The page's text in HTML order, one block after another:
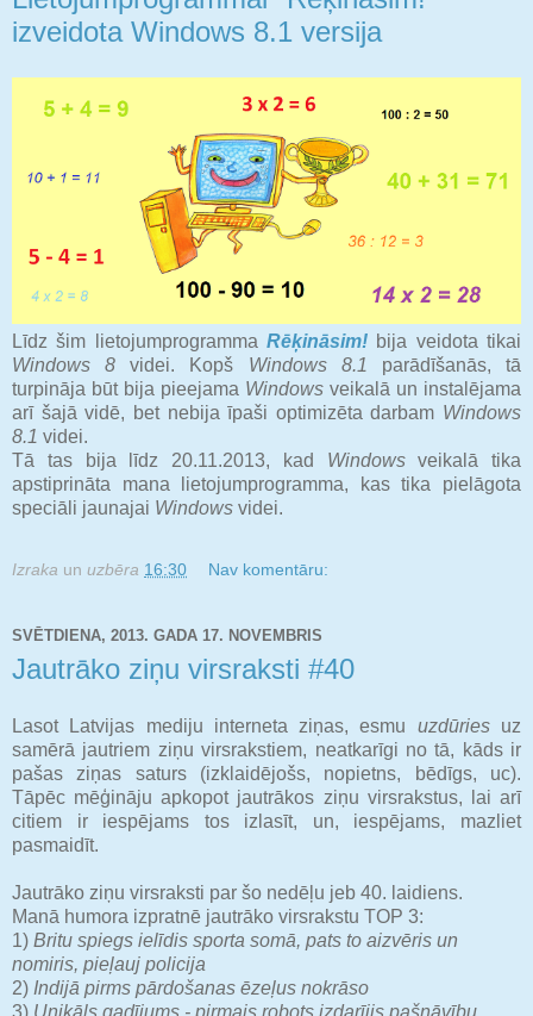
izveidota Windows 8.1 versija
Līdz šim lietojumprogramma Rēķināsim! bija veidota tikai
Windows 8 videi. Kopš Windows 8.1
parādīšanās, tā
turpināja būt bija pieejama Windows veikalā un instalējama
arī šajā vidē, bet nebija īpaši optimizēta darbam Windows
8.1 videi.
Tā tas bija līdz 20.11.2013, kad Windowsveikalā tika
apstiprināta mana lietojumprogramma, kas tika pielāgota
speciāli jaunajai Windows videi.
Izraka un uzbēra 16:30 Nav komentāru:
SVĒTDIENA, 2013. GADA 17. NOVEMBRIS
Jautrāko ziņu virsraksti #40
Lasot Latvijas mediju interneta ziņas, esmu uzdūries uz
samērā jautriem ziņu virsrakstiem, neatkarīgi no tā, kāds ir
pašas ziņas saturs (izklaidējošs, nopietns, bēdīgs, uc).
Tāpēc mēģināju apkopot jautrākos ziņu virsrakstus, lai arī
citiem ir iespējams tos izlasīt, un, iespējams, mazliet
pasmaidīt.
Jautrāko ziņu virsraksti par šo nedēļu jeb 40. laidiens.
Manā humora izpratnē jautrāko virsrakstu TOP 3:
1) Britu spiegs ielīdis sporta somā, pats to aizvēris un
nomiris, pieļauj policija
2) Indijā pirms pārdošanas ēzeļus nokrāso
3) Unikāls gadījums - pirmais robots izdarījis pašnāvību